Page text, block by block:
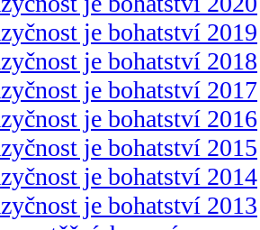
je bohatství 2019
je bohatství 2018
je bohatství 2017
je bohatství 2016
je bohatství 2015
je bohatství 2014
je bohatství 2013